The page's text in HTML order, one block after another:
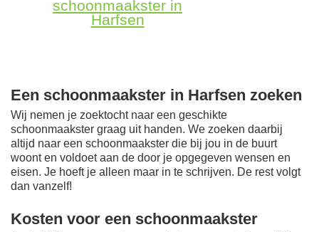
schoonmaakster in
Harfsen
Een schoonmaakster in Harfsen zoeken
Wij nemen je zoektocht naar een geschikte
schoonmaakster graag uit handen. We zoeken daarbij
altijd naar een schoonmaakster die bij jou in de buurt
woont en voldoet aan de door je opgegeven wensen en
eisen. Je hoeft je alleen maar in te schrijven. De rest volgt
dan vanzelf!
Kosten voor een schoonmaakster